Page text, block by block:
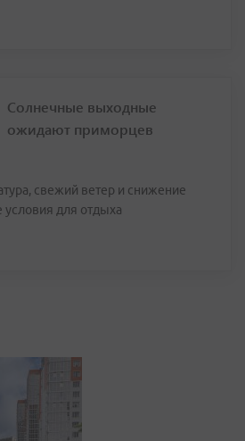
Солнечные выходные
ожидают приморцев
свежий ветер и снижение
для отдыха